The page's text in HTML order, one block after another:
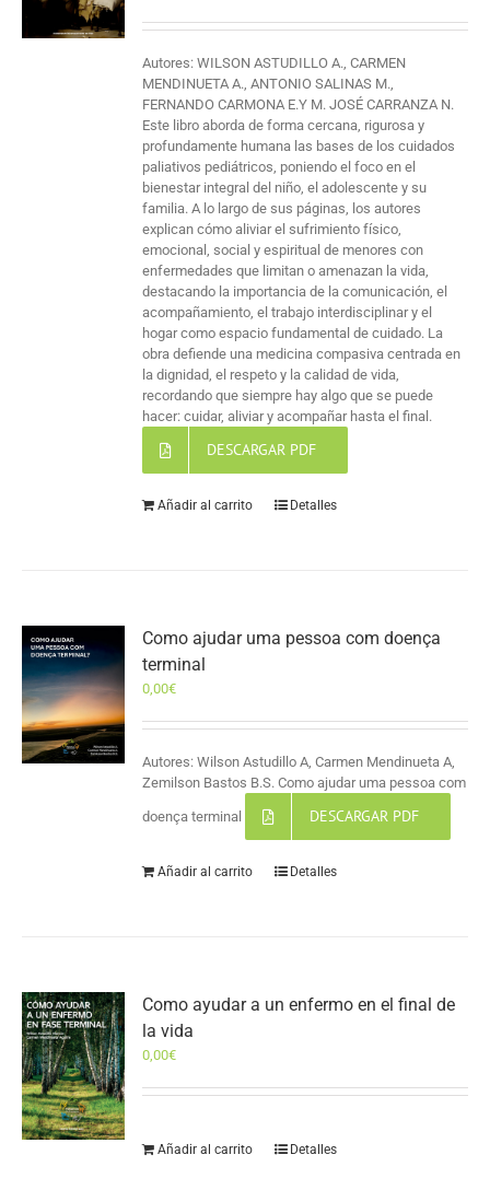
Autores: WILSON ASTUDILLO A., CARMEN
MENDINUETA A., ANTONIO SALINAS M.,
FERNANDO CARMONA E.Y M. JOSÉ CARRANZA N.
Este libro aborda de forma cercana, rigurosa y
profundamente humana las bases de los cuidados
paliativos pediátricos, poniendo el foco en el
bienestar integral del niño, el adolescente y su
familia. A lo largo de sus páginas, los autores
explican cómo aliviar el sufrimiento físico,
emocional, social y espiritual de menores con
enfermedades que limitan o amenazan la vida,
destacando la importancia de la comunicación, el
acompañamiento, el trabajo interdisciplinar y el
hogar como espacio fundamental de cuidado. La
obra defiende una medicina compasiva centrada en
la dignidad, el respeto y la calidad de vida,
recordando que siempre hay algo que se puede
hacer: cuidar, aliviar y acompañar hasta el final.
DESCARGAR PDF
Añadir al carrito Detalles
Como ajudar uma pessoa com doença
terminal
0,00€
Autores: Wilson Astudillo A, Carmen Mendinueta A,
Zemilson Bastos B.S. Como ajudar uma pessoa com
doença terminal DESCARGAR PDF
Añadir al carrito Detalles
Como ayudar a un enfermo en el final de
la vida
0,00€
Añadir al carrito Detalles